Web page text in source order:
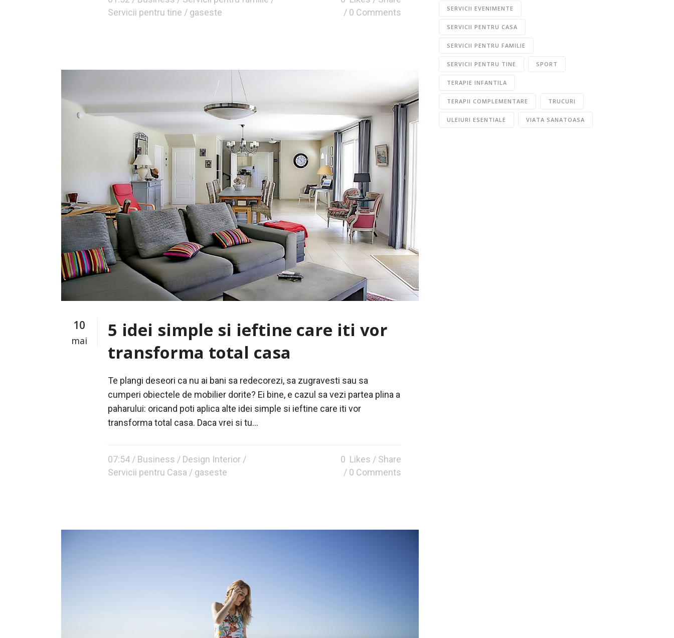
Servicii pentru tine / gaseste
0 Comments
10
mai
5 idei simple si ieftine care iti vor
transforma total casa
Te plangi deseori ca nu ai bani sa redecorezi, sa zugravesti sau sa
cumperi obiectele de mobilier dorite? Ei bine, e cazul sa vezi partea plina a
paharului: oricand poti aplica alte idei simple si ieftine care iti vor
transforma total casa. Daca vrei si tu...
07:54 / Business / Design Interior /
Servicii pentru Casa / gaseste
0 Likes
Share
0 Comments
SERVICII EVENIMENTE
SERVICII PENTRU CASA
SERVICII PENTRU FAMILIE
SERVICII PENTRU TINE SPORT
TERAPIE INFANTILA
TERAPII COMPLEMENTARE TRUCURI
ULEIURI ESENTIALE VIATA SANATOASA